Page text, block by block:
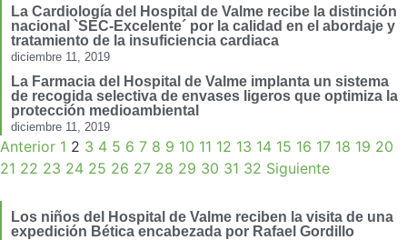
La Cardiología del Hospital de Valme recibe la distinción
nacional `SEC-Excelente´ por la calidad en el abordaje y
tratamiento de la insuficiencia cardiaca
diciembre 11, 2019
La Farmacia del Hospital de Valme implanta un sistema
de recogida selectiva de envases ligeros que optimiza la
protección medioambiental
diciembre 11, 2019
Anterior 1 2 3 4 5 6 7 8 9 10 11 12 13 14 15 16 17 18 19 20
21 22 23 24 25 26 27 28 29 30 31 32 Siguiente
Los niños del Hospital de Valme reciben la visita de una
expedición Bética encabezada por Rafael Gordillo